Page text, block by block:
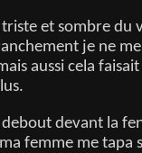
et sombre du
je ne
aussi cela
devant la
femme me tapa